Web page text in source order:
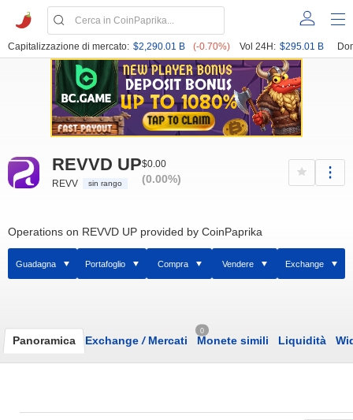
Capitalizzazione di mercato: $2,290.01 B (-0.70%) Vol 24H: $295.01 B
REVVD UP
REVV sin rango
$0.00
(0.00%)
Operations on REVVD UP provided by CoinPaprika
Guadagna Portafoglio Compra Vendere Exchange
Panoramica Exchange /Mercati
0
Monete simili Liquidità